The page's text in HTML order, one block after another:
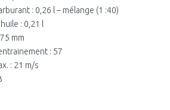
: 0,26 l – mélange (1 :40)
: 0,21 l
mm
: 57
: 21 m/s